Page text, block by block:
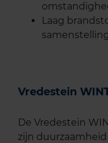
Laag
Vredestein
De Vredestein
zijn